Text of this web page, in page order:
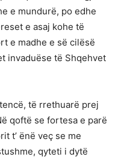
e mundurë, po edhe
e asaj kohe të
e madhe e së cilësë
invaduëse të Shqehvet
të rrethuarë prej
qoftë se fortesa e parë
t’ ënë veç se me
qyteti i dytë